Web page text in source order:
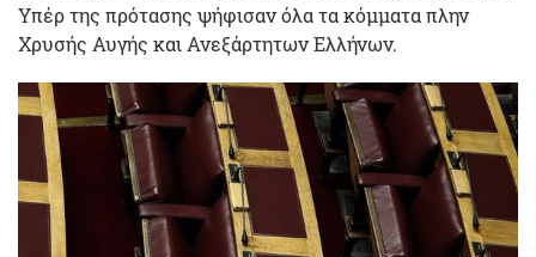
Υπέρ της πρότασης ψήφισαν όλα τα κόμματα πλην
Χρυσής Αυγής και Ανεξάρτητων Ελλήνων.